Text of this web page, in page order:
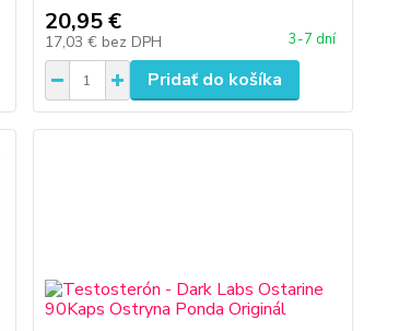
20,95 €
17,03 € bez DPH 3-7 dní
Pridať do košíka